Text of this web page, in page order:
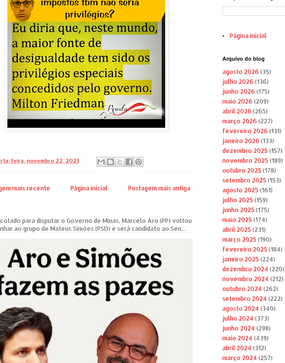
feira, novembro 22, 2023
mais recente Postagem mais antiga
Página inicial
para disputar o Governo de Minas, Marcelo Aro (PP) voltou
ao grupo de Mateus Simões (PSD) e será candidato ao Sen...
Página inicial
Arquivo do blog
agosto 2026 (35)
julho 2026 (136)
junho 2026 (175)
maio 2026 (209)
abril 2026 (265)
março 2026 (227)
fevereiro 2026 (131)
janeiro 2026 (133)
dezembro 2025 (157)
novembro 2025 (189)
outubro 2025 (178)
setembro 2025 (153)
agosto 2025 (161)
julho 2025 (159)
junho 2025 (175)
maio 2025 (174)
abril 2025 (231)
março 2025 (190)
fevereiro 2025 (184)
janeiro 2025 (224)
dezembro 2024 (220)
novembro 2024 (212)
outubro 2024 (262)
setembro 2024 (222)
agosto 2024 (340)
julho 2024 (373)
junho 2024 (298)
maio 2024 (439)
abril 2024 (312)
março 2024 (257)